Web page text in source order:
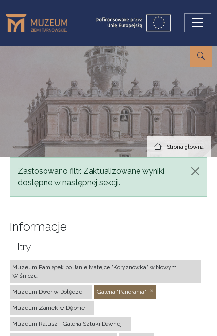
Strona główna
Komunikat
Zastosowano filtr. Zaktualizowane wyniki
dostępne w następnej sekcji.
Informacje
Filtry:
Muzeum Pamiątek po Janie Matejce "Koryznówka" w Nowym
Wiśniczu
Muzeum Dwór w Dołędze Galeria "Panorama"
Muzeum Zamek w Dębnie
Muzeum Ratusz - Galeria Sztuki Dawnej